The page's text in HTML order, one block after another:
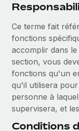
Ce terme fait
fonctions
accomplir dans
section, vous
fonctions qu'un
qu'il utilisera
personne à
supervisera, et
Conditions